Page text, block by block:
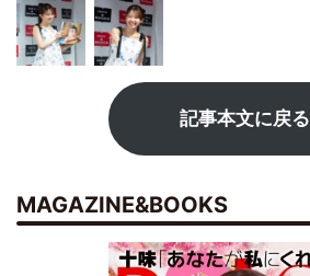
記事本文に戻る
MAGAZINE&BOOKS